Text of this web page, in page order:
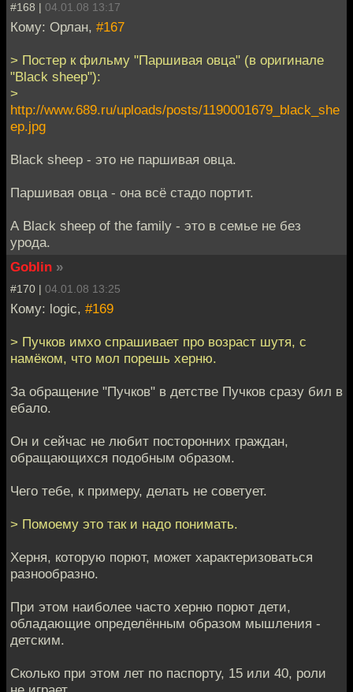
#168 | 04.01.08 13:17
Кому: Орлан, #167
> Постер к фильму "Паршивая овца" (в оригинале
"Black sheep"):
>
http://www.689.ru/uploads/posts/1190001679_black_she
ep.jpg
Black sheep - это не паршивая овца.
Паршивая овца - она всё стадо портит.
А Black sheep of the family - это в семье не без
урода.
Goblin »
#170 | 04.01.08 13:25
Кому: logic, #169
> Пучков имхо спрашивает про возраст шутя, с
намёком, что мол порешь херню.
За обращение "Пучков" в детстве Пучков сразу бил в
ебало.
Он и сейчас не любит посторонних граждан,
обращающихся подобным образом.
Чего тебе, к примеру, делать не советует.
> Помоему это так и надо понимать.
Херня, которую порют, может характеризоваться
разнообразно.
При этом наиболее часто херню порют дети,
обладающие определённым образом мышления -
детским.
Сколько при этом лет по паспорту, 15 или 40, роли